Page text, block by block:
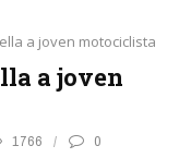
a joven motociclista
a joven
1766 0